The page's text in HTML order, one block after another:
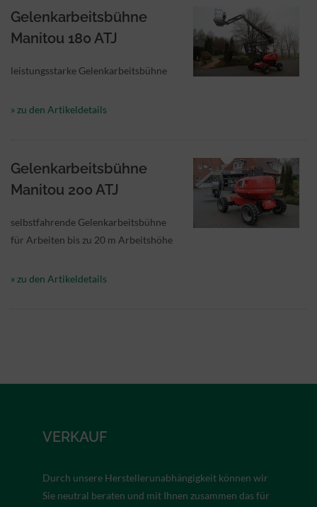
Gelenkarbeitsbühne
Manitou 180 ATJ
leistungsstarke Gelenkarbeitsbühne
» zu den Artikeldetails
Gelenkarbeitsbühne
Manitou 200 ATJ
selbstfahrende Gelenkarbeitsbühne
für Arbeiten bis zu 20 m Arbeitshöhe
» zu den Artikeldetails
VERKAUF
Durch unsere Herstellerunabhängigkeit können wir
Sie neutral beraten und mit Ihnen zusammen das für